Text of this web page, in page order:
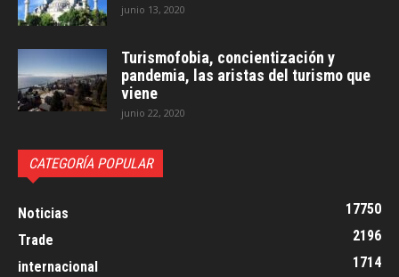
junio 13, 2020
Turismofobia, concientización y
pandemia, las aristas del turismo que
viene
junio 22, 2020
CATEGORÍA POPULAR
Noticias
17750
Trade
2196
internacional
1714